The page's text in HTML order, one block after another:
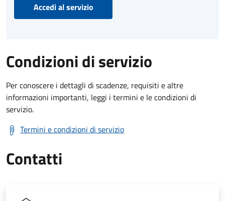
Accedi al servizio
Condizioni di servizio
Per conoscere i dettagli di scadenze, requisiti e altre
informazioni importanti, leggi i termini e le condizioni di
servizio.
Termini e condizioni di servizio
Contatti